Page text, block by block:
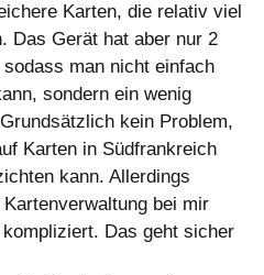
Karten, die relativ viel
Das Gerät hat aber nur 2
man nicht einfach
sondern ein wenig
kein Problem,
Karten in Südfrankreich
kann. Allerdings
bei mir
Das geht sicher